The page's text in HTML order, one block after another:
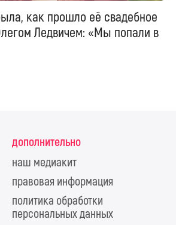
как прошло её свадебное
Ледвичем: «Мы попали в
дополнительно
наш медиакит
правовая информация
политика обработки
персональных данных